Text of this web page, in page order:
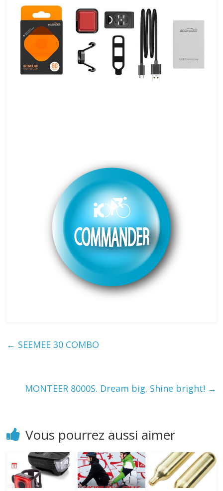
← SEEMEE 30 COMBO
MONTEER 8000S. Dream big. Shine bright! →
Vous pourrez aussi aimer